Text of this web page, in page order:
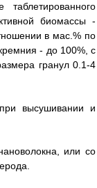
биомассы -
в мас.% по
- до 100%, с
гранул 0.1-4
высушивании и
или со